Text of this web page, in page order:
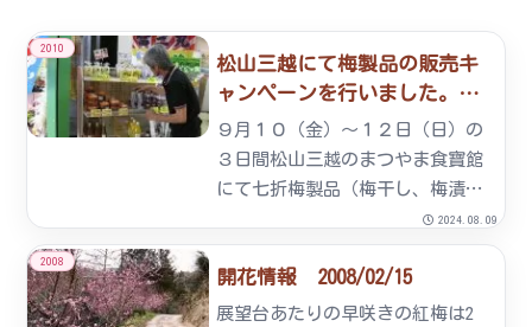
2010
松山三越にて梅製品の販売キ
ャンペーンを行いました。
2010/09/16
９月１０（金）～１２日（日）の
３日間松山三越のまつやま食寶館
にて七折梅製品（梅干し、梅漬
け、梅肉、梅シロップなど）の販
売キャンペーンを行い、大変好評
でした。【七折梅製品販売のお知
らせ】松山市の銀天街にある『ぎ
2024.08.09
2008
開花情報 2008/02/15
展望台あたりの早咲きの紅梅は2